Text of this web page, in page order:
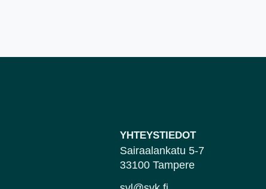
YHTEYSTIEDOT
Sairaalankatu 5-7
33100 Tampere